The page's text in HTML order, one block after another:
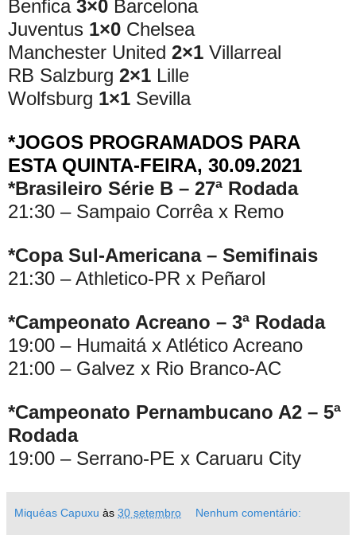
Benfica 3×0 Barcelona
Juventus 1×0 Chelsea
Manchester United 2×1 Villarreal
RB Salzburg 2×1 Lille
Wolfsburg 1×1 Sevilla
*JOGOS PROGRAMADOS PARA
ESTA QUINTA-FEIRA, 30.09.2021
*Brasileiro Série B – 27ª Rodada
21:30 – Sampaio Corrêa x Remo
*Copa Sul-Americana – Semifinais
21:30 – Athletico-PR x Peñarol
*Campeonato Acreano – 3ª Rodada
19:00 – Humaitá x Atlético Acreano
21:00 – Galvez x Rio Branco-AC
*Campeonato Pernambucano A2 – 5ª
Rodada
19:00 – Serrano-PE x Caruaru City
Miquéas Capuxu às 30 setembro Nenhum comentário: